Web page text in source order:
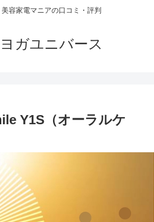
美容家電マニアの口コミ・評判
ヨガユニバース
Y1S（オーラルケ